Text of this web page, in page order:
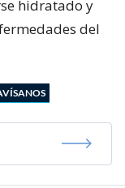
hidratado y
del